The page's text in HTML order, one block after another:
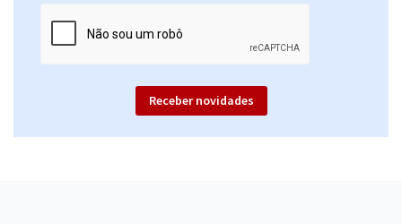
Comprar
Receber novidades